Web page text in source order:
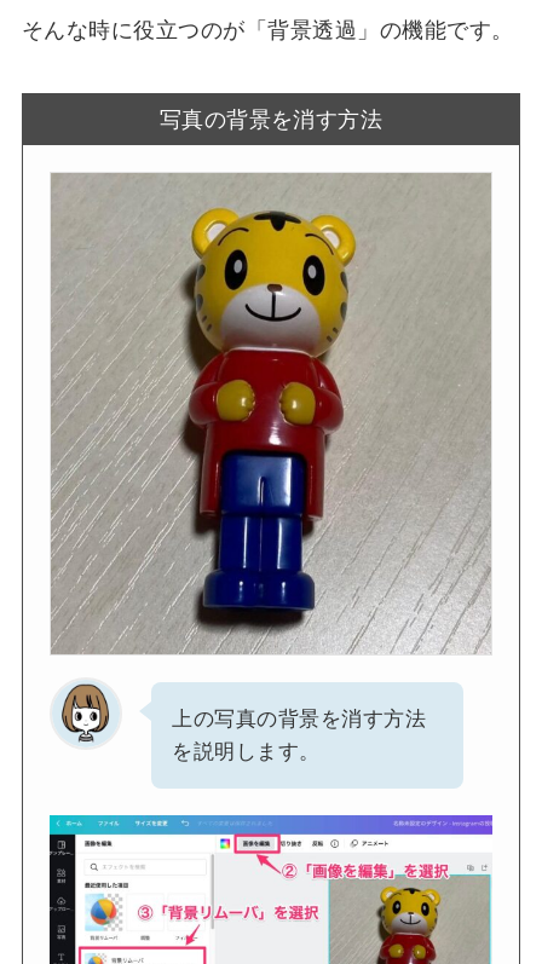
そんな時に役立つのが 「背景透過」の機能です。
写真の背景を消す方法
上の写真の背景を消す方法
を説明します。